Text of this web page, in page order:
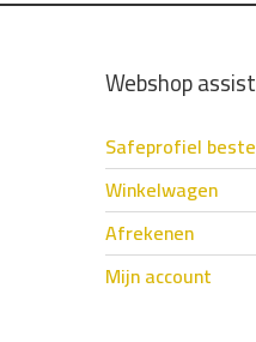
Webshop
Safeprofiel
Winkelwagen
Afrekenen
Mijn account